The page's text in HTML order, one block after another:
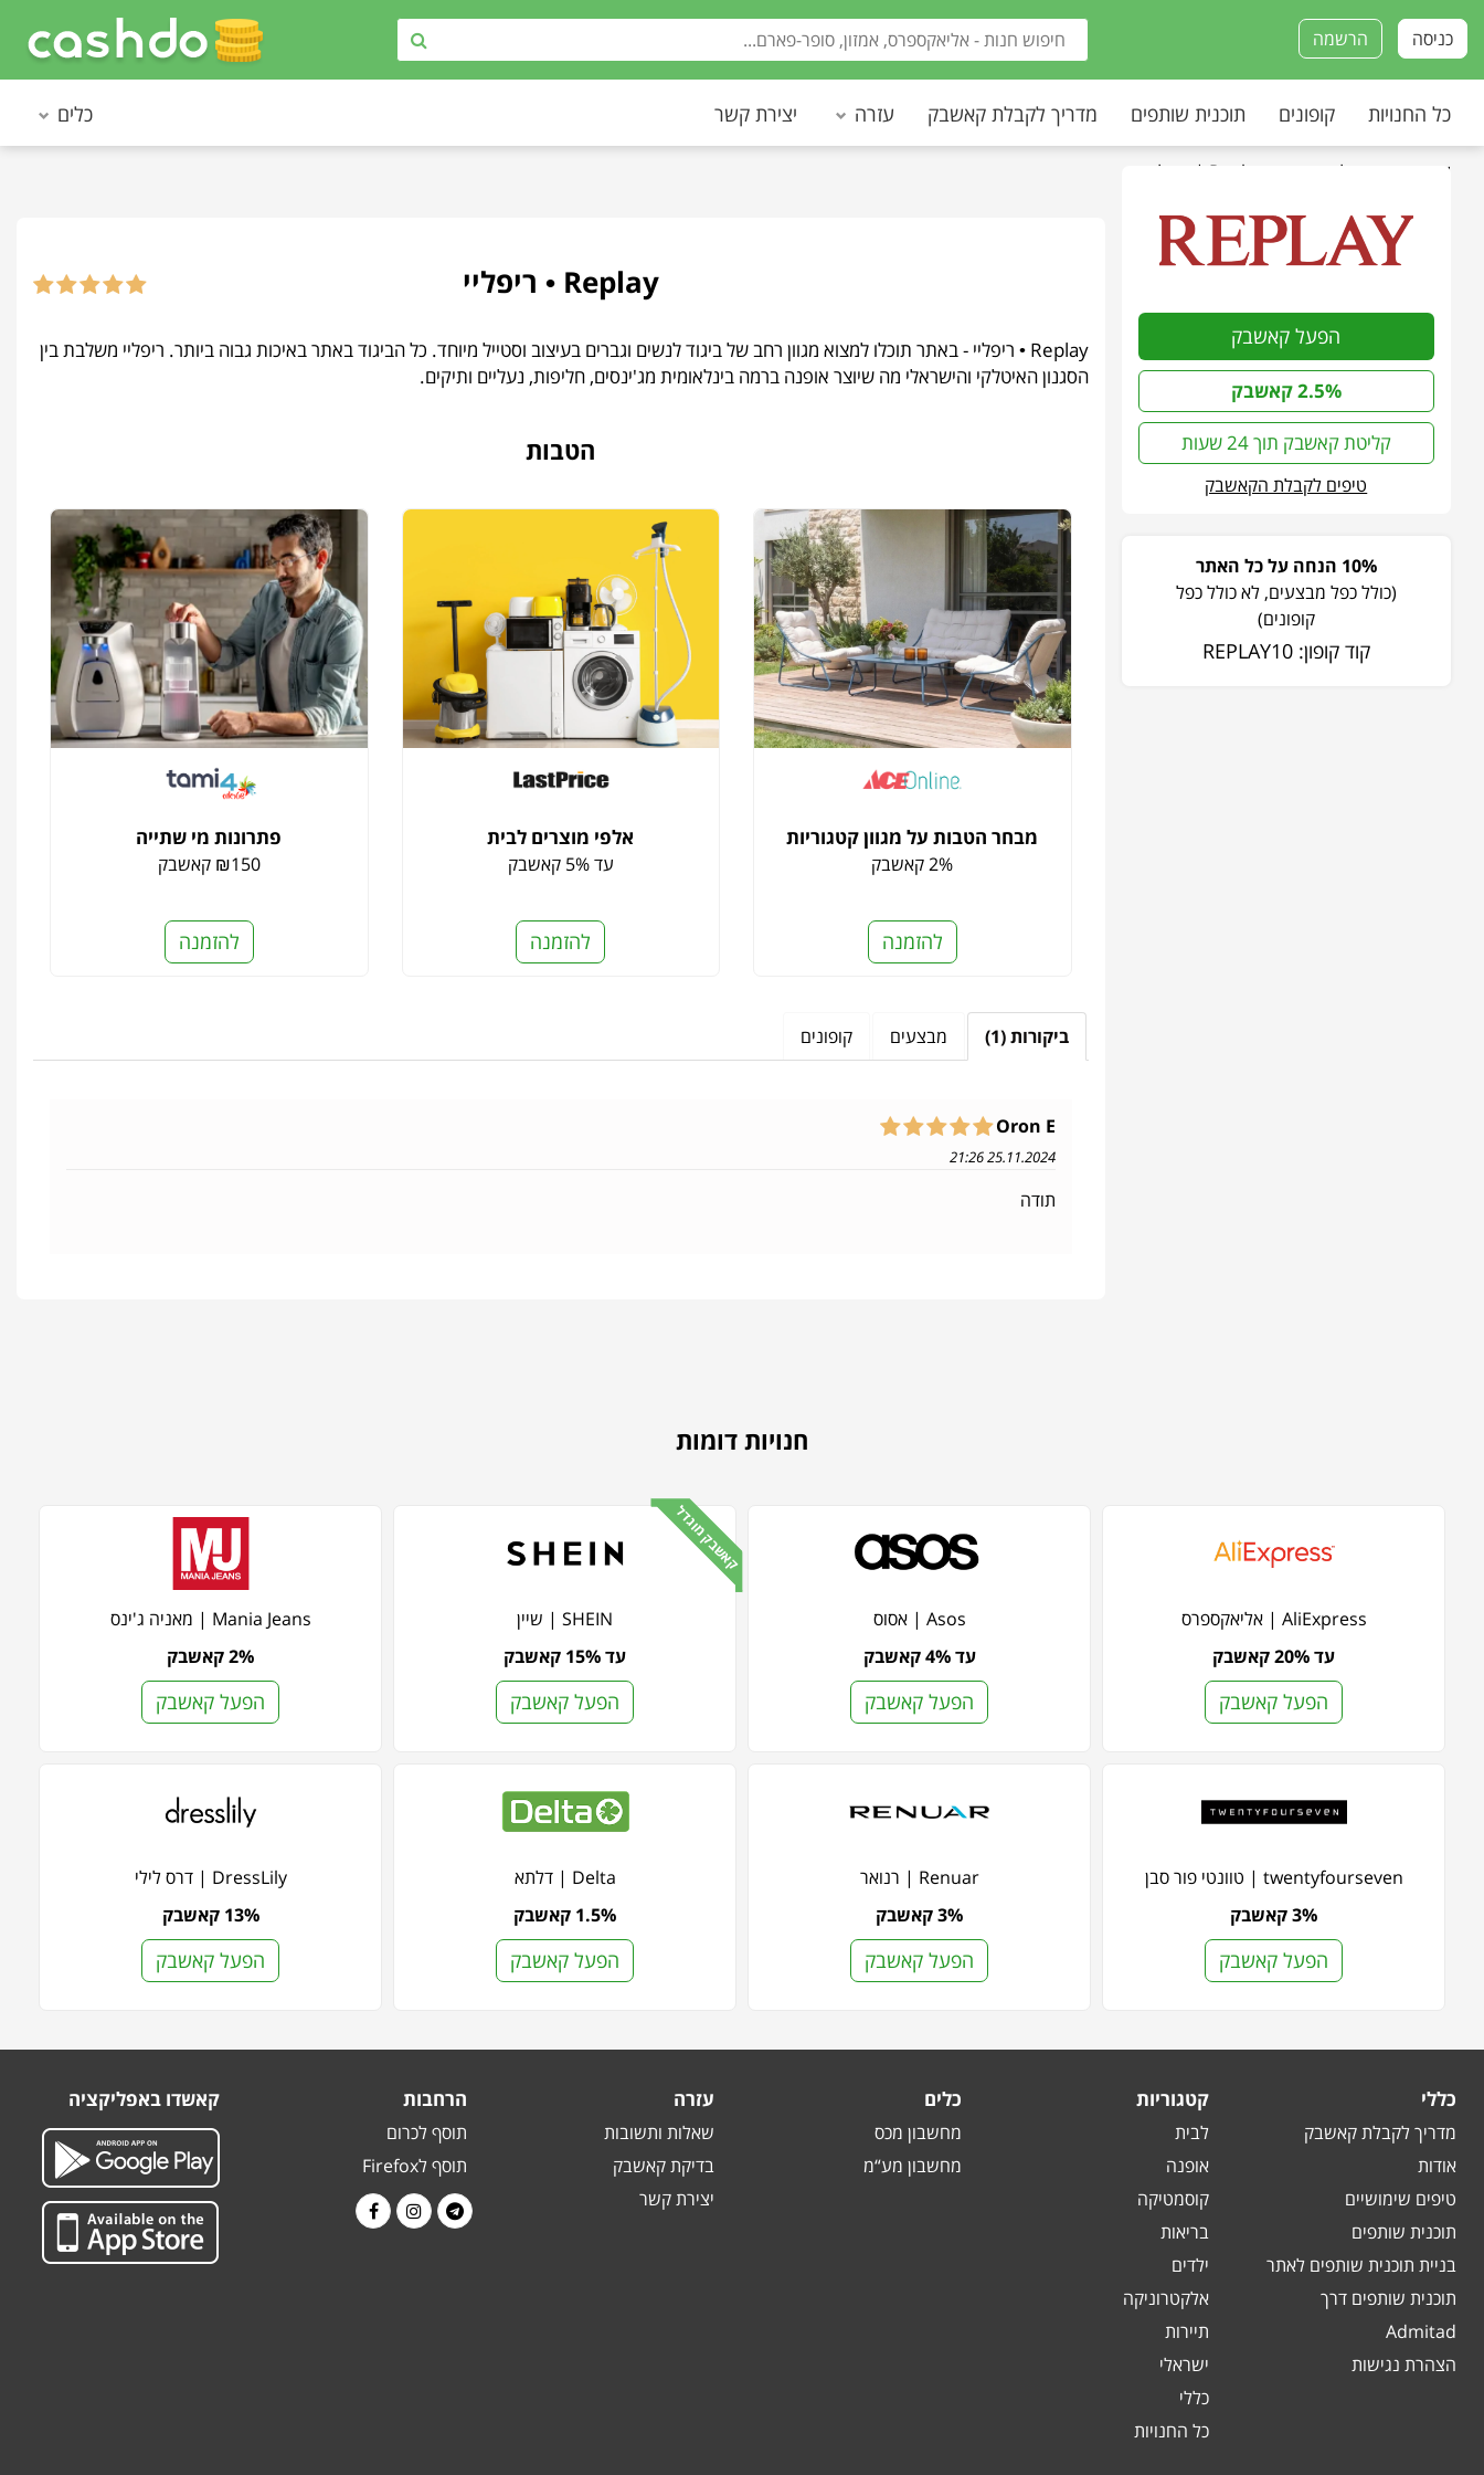
הרשמה כניסה
כל החנויות קופונים תוכנית שותפים מדריך לקבלת קאשבק עזרה יצירת קשר כלים
עמוד הבית כל החנויות Replay | ריפליי
הפעל קאשבק
2.5% קאשבק
קליטת קאשבק תוך 24 שעות
טיפים לקבלת הקאשבק
10% הנחה על כל האתר
(כולל כפל מבצעים, לא כולל כפל
קופונים)
קוד קופון: REPLAY10
Replay • ריפליי
Replay • ריפליי - באתר תוכלו למצוא מגוון רחב של ביגוד לנשים וגברים בעיצוב וסטייל מיוחד. כל הביגוד באתר באיכות גבוה ביותר. ריפליי משלבת בין
הסגנון האיטלקי והישראלי מה שיוצר אופנה ברמה בינלאומית מג'ינסים, חליפות, נעליים ותיקים.
הטבות
מבחר הטבות על מגוון קטגוריות
2% קאשבק
להזמנה
אלפי מוצרים לבית
עד 5% קאשבק
להזמנה
פתרונות מי שתייה
₪150 קאשבק
להזמנה
ביקורות (1) מבצעים קופונים
Oron E
25.11.2024 21:26
תודה
חנויות דומות
AliExpress | אליאקספרס
עד 20% קאשבק
הפעל קאשבק
Asos | אסוס
עד 4% קאשבק
הפעל קאשבק
קאשבק מוגדל
SHEIN | שיין
עד 15% קאשבק
הפעל קאשבק
Mania Jeans | מאניה ג'ינס
2% קאשבק
הפעל קאשבק
twentyfourseven | טוונטי פור סבן
3% קאשבק
הפעל קאשבק
Renuar | רנואר
3% קאשבק
הפעל קאשבק
Delta | דלתא
1.5% קאשבק
הפעל קאשבק
DressLily | דרס לילי
13% קאשבק
הפעל קאשבק
כללי
מדריך לקבלת קאשבק
אודות
טיפים שימושיים
תוכנית שותפים
בניית תוכנית שותפים לאתר
תוכנית שותפים דרך
Admitad
הצהרת נגישות
קטגוריות
לבית
אופנה
קוסמטיקה
בריאות
ילדים
אלקטרוניקה
תיירות
ישראלי
כללי
כל החנויות
כלים
מחשבון מכס
מחשבון מע“מ
עזרה
שאלות ותשובות
בדיקת קאשבק
יצירת קשר
הרחבות
תוסף לכרום
תוסף לFirefox
קאשדו באפליקציה